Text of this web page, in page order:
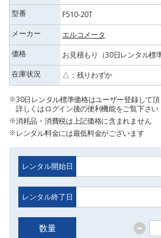
型番
F510-20T
メーカー
エルコメータ
価格
お見積もり（30日レンタル標
在庫状況
△：残りわずか
30日レンタル標準価格はユーザー登録して頂
詳しくはログイン後の便利機能をご覧下さい
消耗品・消費税は上記価格に含まれません
レンタル料金には最低料金がございます
レンタル開始日
レンタル終了日
数量